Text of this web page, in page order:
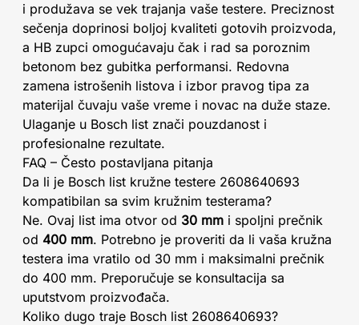
i produžava se vek trajanja vaše testere. Preciznost
sečenja doprinosi boljoj kvaliteti gotovih proizvoda,
a HB zupci omogućavaju čak i rad sa poroznim
betonom bez gubitka performansi. Redovna
zamena istrošenih listova i izbor pravog tipa za
materijal čuvaju vaše vreme i novac na duže staze.
Ulaganje u Bosch list znači pouzdanost i
profesionalne rezultate.
FAQ – Često postavljana pitanja
Da li je Bosch list kružne testere 2608640693
kompatibilan sa svim kružnim testerama?
Ne. Ovaj list ima otvor od 30 mm i spoljni prečnik
od 400 mm. Potrebno je proveriti da li vaša kružna
testera ima vratilo od 30 mm i maksimalni prečnik
do 400 mm. Preporučuje se konsultacija sa
uputstvom proizvođača.
Koliko dugo traje Bosch list 2608640693?